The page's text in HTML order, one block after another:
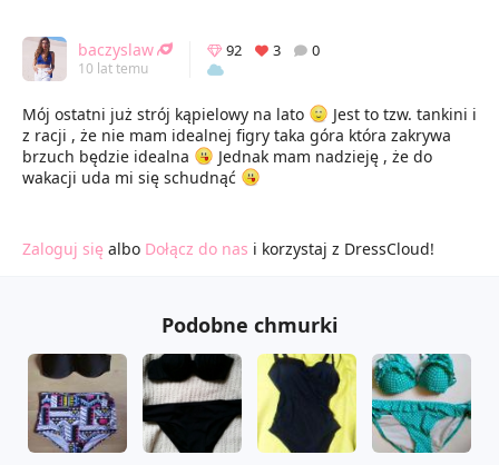
baczyslaw
10 lat temu
92 3 0
Mój ostatni już strój kąpielowy na lato
Jest to tzw. tankini i
z racji , że nie mam idealnej figry taka góra która zakrywa
brzuch będzie idealna
Jednak mam nadzieję , że do
wakacji uda mi się schudnąć
Zaloguj się albo Dołącz do nas i korzystaj z DressCloud!
Podobne chmurki